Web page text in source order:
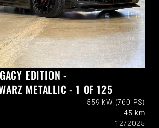
EDITION -
METALLIC - 1 OF 125
559 kW (760 PS)
45 km
12/2025